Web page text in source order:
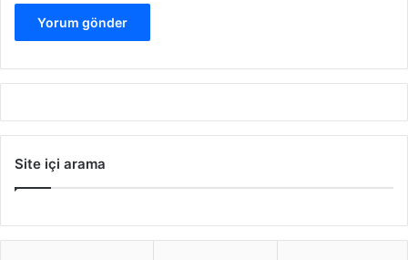
Site içi arama